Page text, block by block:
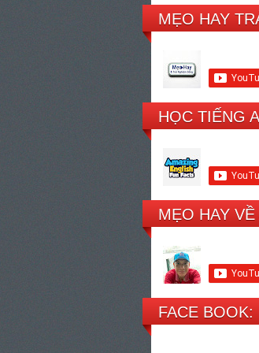
MẸO HAY
HỌC TIẾNG
MẸO HAY VỀ
FACE BOOK: